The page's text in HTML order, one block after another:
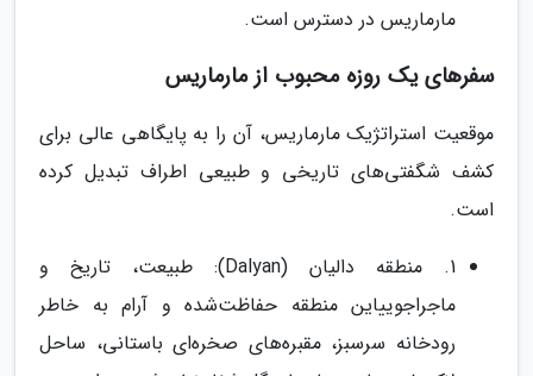
مارماریس در دسترس است.
سفرهای یک روزه محبوب از مارماریس
موقعیت استراتژیک مارماریس، آن را به پایگاهی عالی برای
کشف شگفتی‌های تاریخی و طبیعی اطراف تبدیل کرده
است.
1. منطقه دالیان (Dalyan): طبیعت، تاریخ و
ماجراجوییاین منطقه حفاظت‌شده و آرام به خاطر
رودخانه سرسبز، مقبره‌های صخره‌ای باستانی، ساحل